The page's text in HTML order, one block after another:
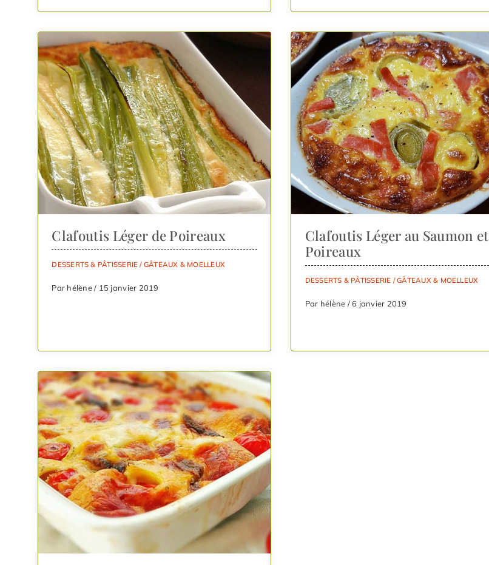
Clafoutis Léger de Poireaux
DESSERTS & PÂTISSERIE / GÂTEAUX & MOELLEUX
Par hélène / 15 janvier 2019
Clafoutis Léger au Saumon et
Poireaux
DESSERTS & PÂTISSERIE /GÂTEAUX & MOELLEUX
Par hélène / 6 janvier 2019